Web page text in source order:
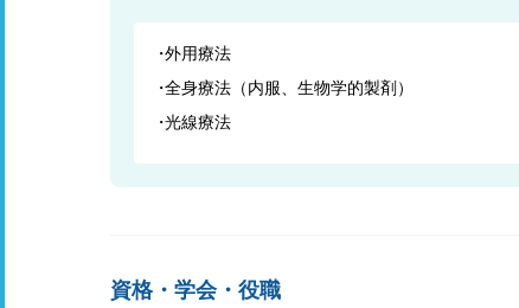
外用療法
全身療法（内服、生物学的製剤）
光線療法
資格・学会・役職